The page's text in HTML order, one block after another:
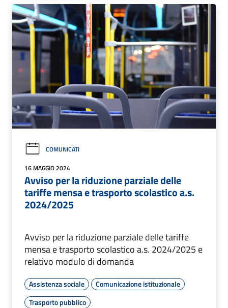
COMUNICATI
16 MAGGIO 2024
Avviso per la riduzione parziale delle
tariffe mensa e trasporto scolastico a.s.
2024/2025
Avviso per la riduzione parziale delle tariffe
mensa e trasporto scolastico a.s. 2024/2025 e
relativo modulo di domanda
Assistenza sociale
Comunicazione istituzionale
Trasporto pubblico